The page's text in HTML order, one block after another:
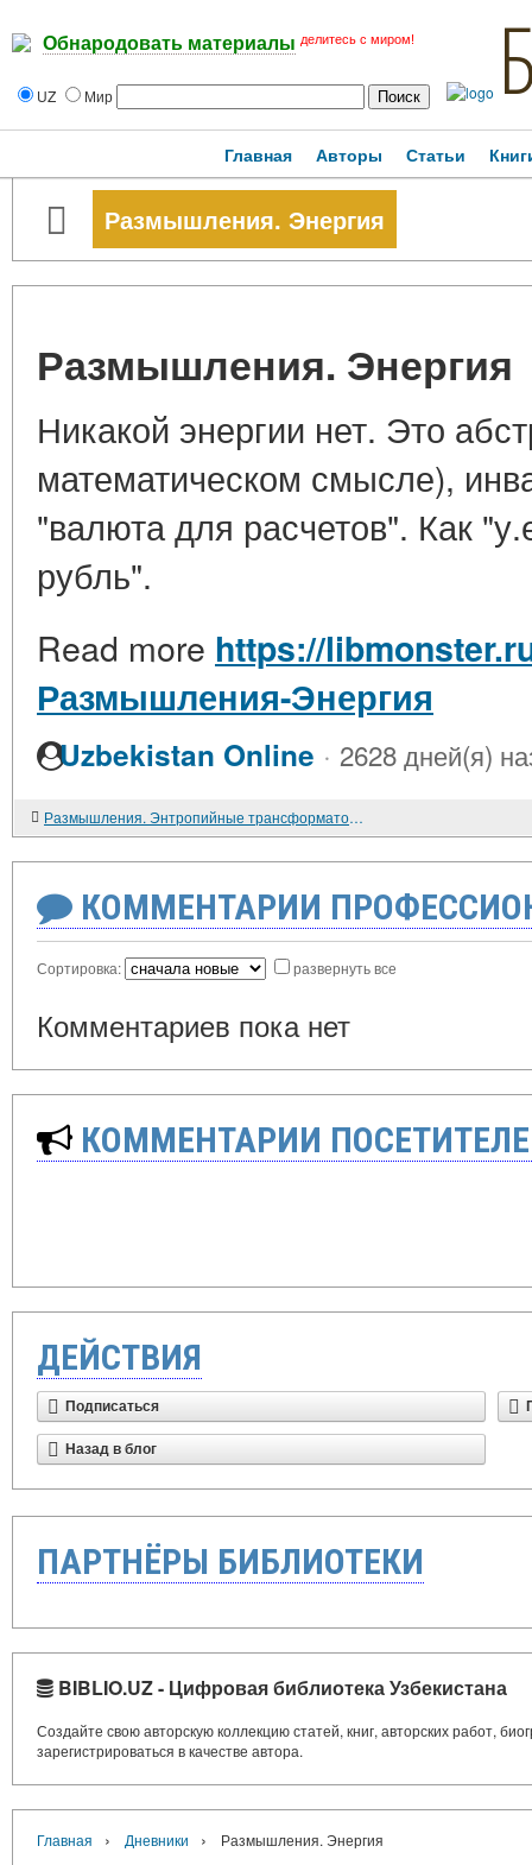
Обнародовать материалы делитесь с миром!
UZ Мир
Главная Авторы Статьи
Размышления. Энергия
Размышления. Энергия
Никакой энергии нет. Это
математическом смысле),
"валюта для расчетов". Как
рубль".
Read more https://
Размышления-Энергия
Uzbekistan Online · 2628 дней(я)
Размышления. Энтропийные трансформаторы текста
КОММЕНТАРИИ
Сортировка: развернуть все
Комментариев пока нет
КОММЕНТАРИИ
ДЕЙСТВИЯ
Подписаться
Назад в блог
ПАРТНЁРЫ БИБЛИОТЕКИ
BIBLIO.UZ - Цифровая библиотека Узбекистана
Создайте свою авторскую коллекцию статей, книг, авторских работ,
зарегистрироваться в качестве автора.
Главная › Дневники › Размышления. Энергия